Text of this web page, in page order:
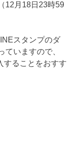
12月18日23時59
スタンプのダ
ていますので、
することをおすす